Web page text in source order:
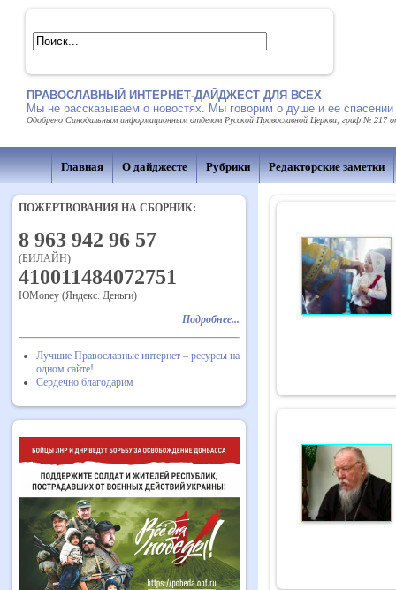
ПРАВОСЛАВНЫЙ ИНТЕРНЕТ-ДАЙДЖЕСТ ДЛЯ ВСЕХ
Мы не рассказываем о новостях. Мы говорим о душе и ее спасении
Одобрено Синодальным информационным отделом Русской Православной Церкви, гриф № 217
Главная О дайджесте Рубрики Редакторские заметки
ПОЖЕРТВОВАНИЯ НА СБОРНИК:
8 963 942 96 57
(БИЛАЙН)
410011484072751
ЮMoney (Яндекс. Деньги)
Подробнее...
Лучшие Православные интернет – ресурсы на
одном сайте!
Сердечно благодарим